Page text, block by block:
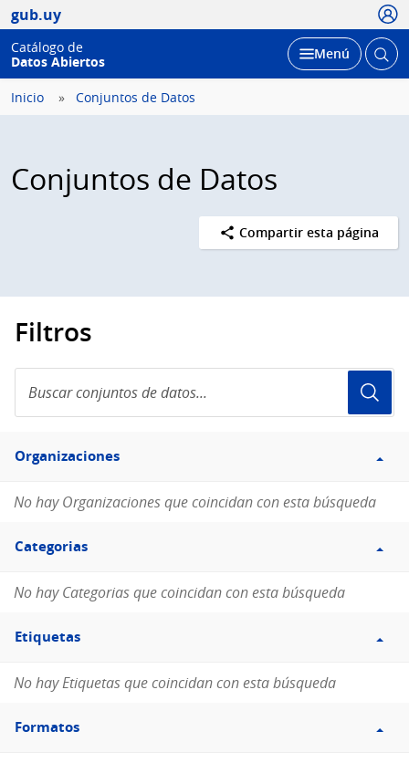
gub.uy
Catálogo de
Datos Abiertos
Desplegar
Menú Abrir
Inicio Conjuntos de Datos
Conjuntos de Datos
Compartir esta página
Filtros
conjuntos
de
Filtro
Organizaciones
Organizaciones
No hay Organizaciones que coincidan con esta búsqueda
Filtro
Categorias
Categorias
No hay Categorias que coincidan con esta búsqueda
Filtro
Etiquetas
Etiquetas
No hay Etiquetas que coincidan con esta búsqueda
Filtro
Formatos
Formatos